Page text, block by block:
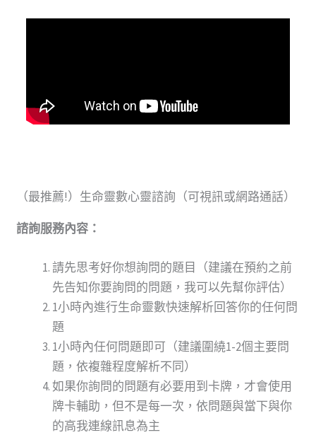
（最推薦!）生命靈數心靈諮詢（可視訊或網路通話）
諮詢服務內容：
請先思考好你想詢問的題目（建議在預約之前
先告知你要詢問的問題，我可以先幫你評估）
1小時內進行生命靈數快速解析回答你的任何問
題
1小時內任何問題即可（建議圍繞1-2個主要問
題，依複雜程度解析不同）
如果你詢問的問題有必要用到卡牌，才會使用
牌卡輔助，但不是每一次，依問題與當下與你
的高我連線訊息為主